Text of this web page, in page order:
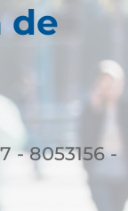
de
- 8053156 -